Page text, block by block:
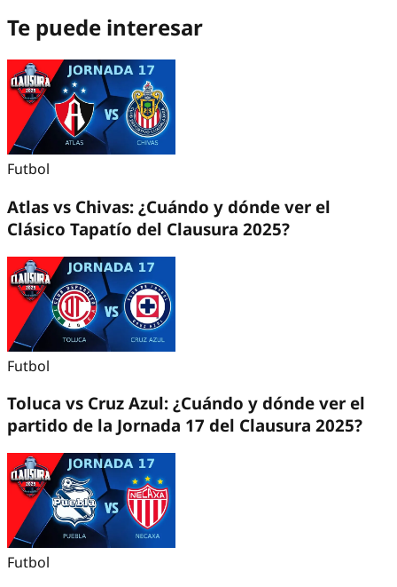
Te puede interesar
Futbol
Atlas vs Chivas: ¿Cuándo y dónde ver el
Clásico Tapatío del Clausura 2025?
Futbol
Toluca vs Cruz Azul: ¿Cuándo y dónde ver el
partido de la Jornada 17 del Clausura 2025?
Futbol